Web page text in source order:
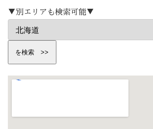
▼別エリアも検索可能▼